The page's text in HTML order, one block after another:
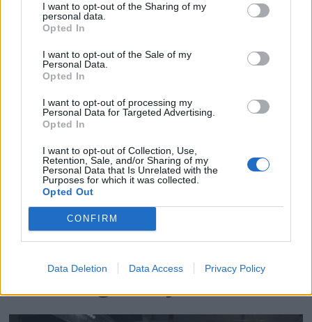
I want to opt-out of the Sharing of my
personal data.
Opted In
I want to opt-out of the Sale of my
Personal Data.
Opted In
I want to opt-out of processing my
Personal Data for Targeted Advertising.
Opted In
I want to opt-out of Collection, Use,
Retention, Sale, and/or Sharing of my
Personal Data that Is Unrelated with the
Purposes for which it was collected.
Opted Out
CONFIRM
Data Deletion Data Access Privacy Policy
Liten båt med store
løsninger
PLUS
Forsiktig fornyelse